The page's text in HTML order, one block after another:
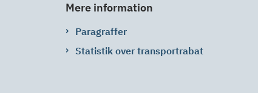
Mere information
Paragraffer
Statistik over transportrabat